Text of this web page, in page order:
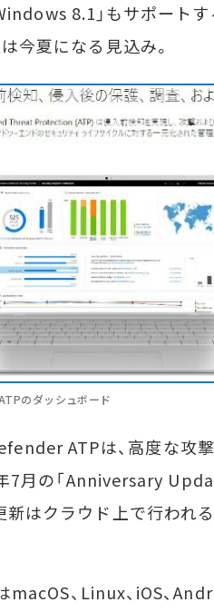
8.1」もサポート
今夏になる見込み。
のダッシュボード
ATPは、高度な攻
7月の「Anniversary
新はクラウド上で行われ
、Linux、iOS、